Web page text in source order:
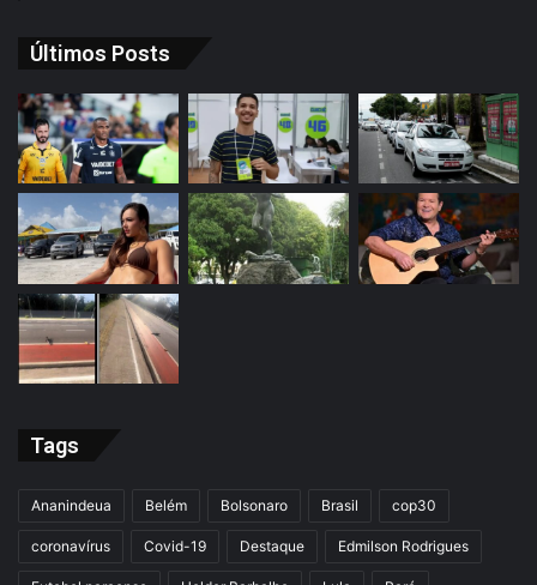
Últimos Posts
Tags
Ananindeua Belém Bolsonaro Brasil cop30
coronavírus Covid-19 Destaque Edmilson Rodrigues